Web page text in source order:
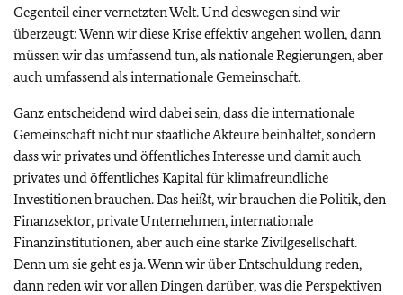
Gegenteil einer vernetzten Welt. Und deswegen sind wir
überzeugt: Wenn wir diese Krise effektiv angehen wollen, dann
müssen wir das umfassend tun, als nationale Regierungen, aber
auch umfassend als internationale Gemeinschaft.
Ganz entscheidend wird dabei sein, dass die internationale
Gemeinschaft nicht nur staatliche Akteure beinhaltet, sondern
dass wir privates und öffentliches Interesse und damit auch
privates und öffentliches Kapital für klimafreundliche
Investitionen brauchen. Das heißt, wir brauchen die Politik, den
Finanzsektor, private Unternehmen, internationale
Finanzinstitutionen, aber auch eine starke Zivilgesellschaft.
Denn um sie geht es ja. Wenn wir über Entschuldung reden,
dann reden wir vor allen Dingen darüber, was die Perspektiven